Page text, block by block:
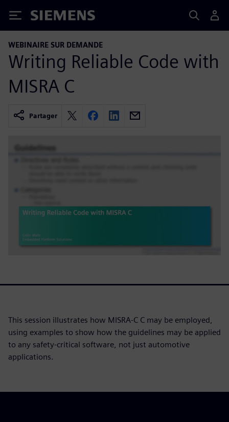
Siemens
WEBINAIRE SUR DEMANDE
Writing Reliable Code with
MISRA C
Partager
This session illustrates how MISRA-C C may be employed,
using examples to show how the guidelines may be applied
to any safety-critical software, not just automotive
applications.